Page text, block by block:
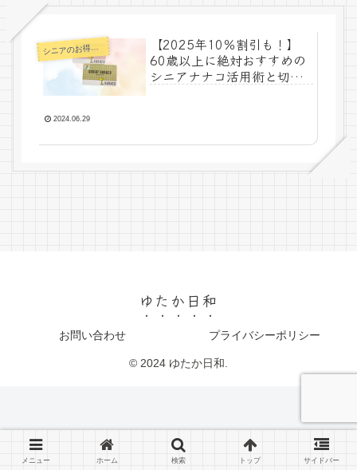
シ
ニアのお得情報
【2025年10％割引も！】
60歳以上に絶対おすすめの
シニアナナコ活用術と切り
2024.06.29
ゆたか日和
お問い合わせ プライバシーポリシー
© 2024 ゆたか日和.
メニュー ホーム 検索 トップ サイドバー